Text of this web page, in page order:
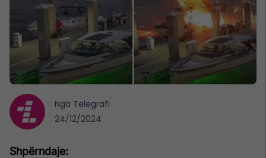
Nga Telegrafi
24/12/2024